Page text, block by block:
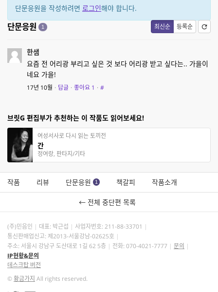
단문응원을 작성하려면 로그인해야 합니다.
최신순 등록순
단문응원 1
한샘
요즘 전 어리광 부리고 싶은 것 보다 어리광 받고 싶다는.. 가을이
네요 가을!
17년 10월 · 답글 · 좋아요 1 · #
브릿G 편집부가 추천하는 이 작품도 읽어보세요!
여성서사로 다시 읽는 토끼전
간
정여랑, 판타지/기타
작품 리뷰 단문응원 1 책갈피 작품소개
← 전체 중단편 목록
(주)민음인 대표: 박근섭 사업자번호: 211-88-33701
통신판매업신고: 제2013-서울강남-02625호
주소: 서울시 강남구 도산대로 1길 62 5층
전화: 070-4021-7777
문의
IP현황&문의
데스크탑 버전
©황금가지 All rights reserved.